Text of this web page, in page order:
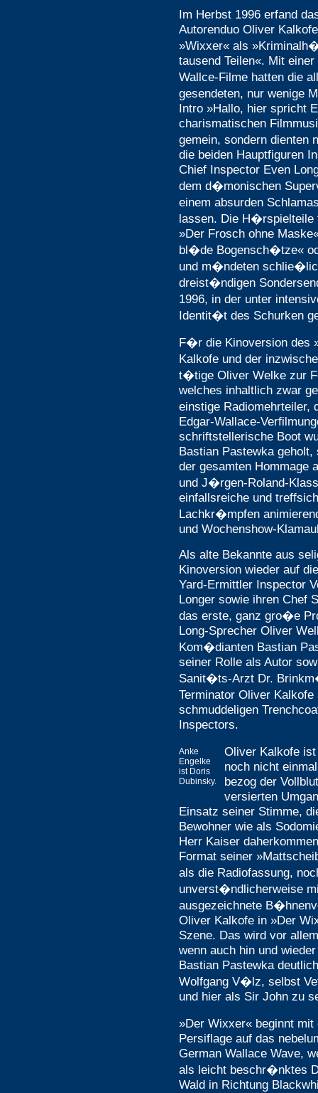
Im Herbst 1996 erfand
Autorenduo Oliver
»Wixxer« als
tausend Teilen«. Mit
Wallce-Filme hatten die
gesendeten, nur wenige
Intro »Hallo, hier spricht
charismatischen
gemein, sondern
die beiden Hauptfiguren
Chief Inspector Even
dem d�monischen
einem absurden
lassen. Die H�rspielteile
»Der Frosch ohne
bl�de Bogensch�tze«
und m�ndeten
dreist�ndigen
1996, in der unter
Identit�t des Schurken
F�r die Kinoversion des
Kalkofe und der
t�tige Oliver Welke zur
welches inhaltlich zwar
einstige
Edgar-Wallace-
schriftstellerische Boot
Bastian Pastewka
der gesamten Hommage
und J�rgen-Roland-
einfallsreiche und
Lachkr�mpfen
und Wochenshow-
Als alte Bekannte aus
Kinoversion wieder auf
Yard-Ermittler Inspector
Longer sowie ihren Chef
das erste, ganz gro�e
Long-Sprecher Oliver
Kom�dianten Bastian
seiner Rolle als Autor
Sanit�ts-Arzt Dr.
Terminator Oliver
schmuddeligen
Inspectors.
Anke
Engelke
ist Doris
Dubinsky.
Oliver Kalkofe
noch nicht
bezog der
versierten
Einsatz seiner Stimme,
Bewohner wie als
Herr Kaiser
Format seiner
als die Radiofassung,
unverst�ndlicherweise
ausgezeichnete
Oliver Kalkofe in »Der
Szene. Das wird vor
wenn auch hin und
Bastian Pastewka
Wolfgang V�lz, selbst
und hier als Sir John zu
»Der Wixxer« beginnt
Persiflage auf das
German Wallace Wave,
als leicht beschr�nktes
Wald in Richtung